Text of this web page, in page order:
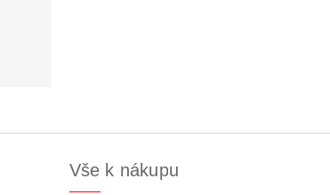
Vše k nákupu